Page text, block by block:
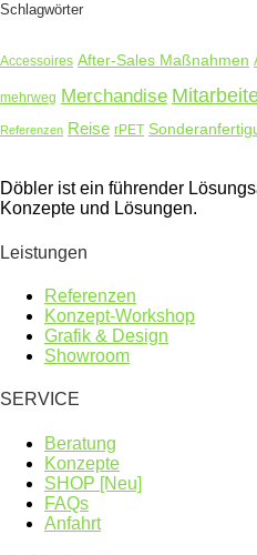
Schlagwörter
Accessoires After-Sales Maßnahmen
mehrweg Merchandise
Referenzen Reise rPET
Döbler ist ein führender
Konzepte und Lösungen.
Leistungen
Referenzen
Konzept-Workshop
Grafik & Design
Showroom
SERVICE
Beratung
Konzepte
SHOP [Neu]
FAQs
Anfahrt